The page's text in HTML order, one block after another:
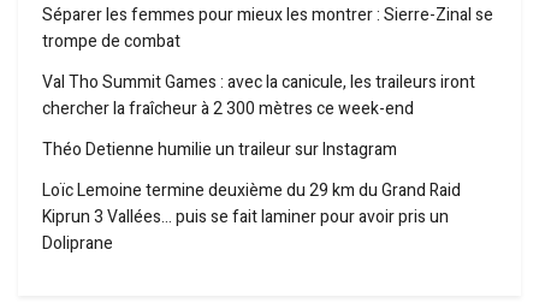
Séparer les femmes pour mieux les montrer : Sierre-Zinal se
trompe de combat
Val Tho Summit Games : avec la canicule, les traileurs iront
chercher la fraîcheur à 2 300 mètres ce week-end
Théo Detienne humilie un traileur sur Instagram
Loïc Lemoine termine deuxième du 29 km du Grand Raid
Kiprun 3 Vallées… puis se fait laminer pour avoir pris un
Doliprane